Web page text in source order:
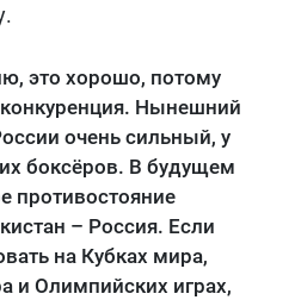
это хорошо, потому
конкуренция. Нынешний
очень сильный, у
боксёров. В будущем
противостояние
– Россия. Если
на Кубках мира,
и Олимпийских играх,